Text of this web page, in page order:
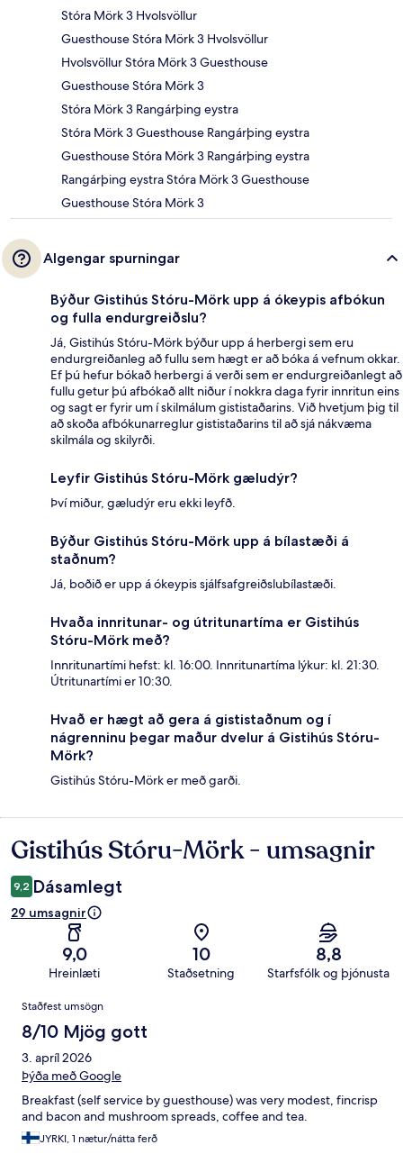
Stóra Mörk 3 Hvolsvöllur
Guesthouse Stóra Mörk 3 Hvolsvöllur
Hvolsvöllur Stóra Mörk 3 Guesthouse
Guesthouse Stóra Mörk 3
Stóra Mörk 3 Rangárþing eystra
Stóra Mörk 3 Guesthouse Rangárþing eystra
Guesthouse Stóra Mörk 3 Rangárþing eystra
Rangárþing eystra Stóra Mörk 3 Guesthouse
Guesthouse Stóra Mörk 3
Algengar spurningar
Býður Gistihús Stóru-Mörk upp á ókeypis afbókun
og fulla endurgreiðslu?
Já, Gistihús Stóru-Mörk býður upp á herbergi sem eru
endurgreiðanleg að fullu sem hægt er að bóka á vefnum okkar.
Ef þú hefur bókað herbergi á verði sem er endurgreiðanlegt að
fullu getur þú afbókað allt niður í nokkra daga fyrir innritun eins
og sagt er fyrir um í skilmálum gististaðarins. Við hvetjum þig til
að skoða afbókunarreglur gististaðarins til að sjá nákvæma
skilmála og skilyrði.
Leyfir Gistihús Stóru-Mörk gæludýr?
Því miður, gæludýr eru ekki leyfð.
Býður Gistihús Stóru-Mörk upp á bílastæði á
staðnum?
Já, boðið er upp á ókeypis sjálfsafgreiðslubílastæði.
Hvaða innritunar- og útritunartíma er Gistihús
Stóru-Mörk með?
Innritunartími hefst: kl. 16:00. Innritunartíma lýkur: kl. 21:30.
Útritunartími er 10:30.
Hvað er hægt að gera á gististaðnum og í
nágrenninu þegar maður dvelur á Gistihús Stóru-
Mörk?
Gistihús Stóru-Mörk er með garði.
Umsagnir
Gistihús Stóru-Mörk - umsagnir
9,2 Dásamlegt
29 umsagnir
9,0
Hreinlæti
10
Staðsetning
8,8
Starfsfólk og þjónusta
Umsagnir
Staðfest umsögn
8/10 Mjög gott
3. apríl 2026
Þýða með Google
Breakfast (self service by guesthouse) was very modest, fincrisp
and bacon and mushroom spreads, coffee and tea.
JYRKI, 1 nætur/nátta ferð